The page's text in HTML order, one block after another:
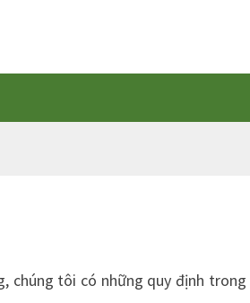
tôi có những quy định